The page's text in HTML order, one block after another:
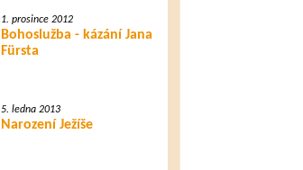
1. prosince 2012
Bohoslužba - kázání Jana
Fürsta
5. ledna 2013
Narození Ježíše